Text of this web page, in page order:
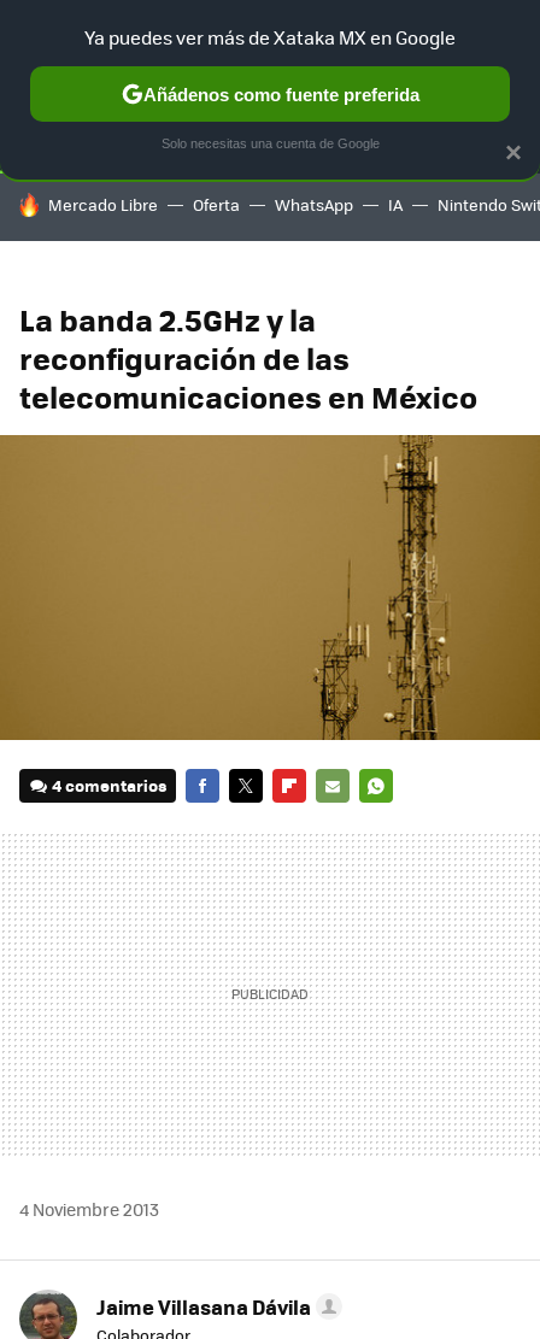
SELECCIÓN GAMING HOME AUTO TERRITORIO
HOY SE HABLA DE
Mercado Libre Oferta WhatsApp IA Nintendo
La banda 2.5GHz y la
reconfiguración de las
telecomunicaciones en México
4 comentarios
MAIL
4 Noviembre 2013
Jaime Villasana Dávila
×
Ya puedes ver más de Xataka MX en Google
Añádenos como fuente preferida
Solo necesitas una cuenta de Google